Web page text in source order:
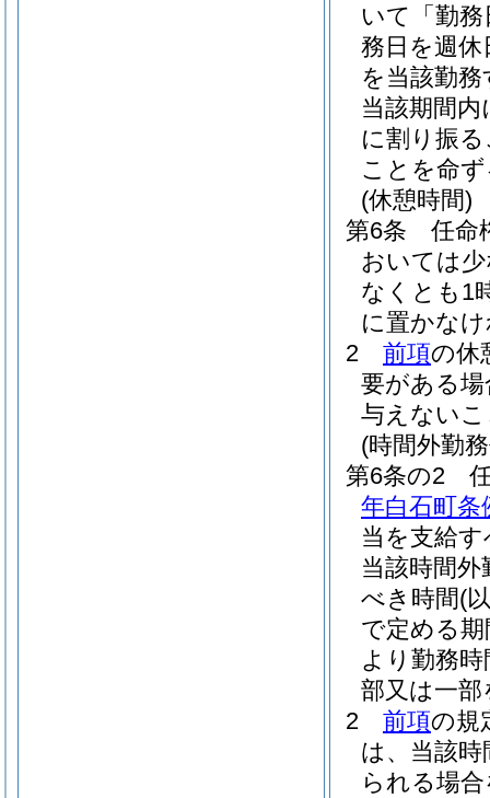
いて「勤
務日を週
を当該勤
当該期間
に割り振
ことを命
(休憩時間)
第6条
任命
おいては
なくとも1
に置かな
2
前項の休
要がある
与えない
(時間外勤
第6条の2
年白石町条
当を支給
当該時間
べき時間(
で定める
より勤務
部又は一
2
前項の規
は、当該
られる場